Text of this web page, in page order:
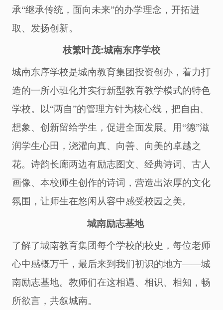
承“继承传统，面向未来”的办学理念，开拓进
取、发扬创新。
枝繁叶茂:城南东序学校
城南东序学校是城南教育集团投资创办，着力打
造的一所小班化并实行新型教育教学模式的特色
学校。以“两自”的管理方针为核心线，把自由、
想象、创新留给学生，促进全面发展。用“德”滋
润学生心田，浇灌向真、向善、向美的卓越之
花。 诗韵长廊两边有励志图文、经典诗词、古人
画像、本校师生创作的诗词，营造出浓厚的文化
氛围，让师生在悠闲从容中感受校园之美。
城南励志基地
了解了城南教育集团每个学校的校史，每位老师
心中感概万千，最后来到我们初识的地方――城
南励志基地。教师们在这相遇、相识、相知 ，畅
所欲言，共叙城南。